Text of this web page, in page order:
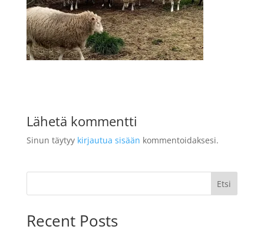
Lähetä kommentti
Sinun täytyy kirjautua sisään kommentoidaksesi.
Etsi
Recent Posts